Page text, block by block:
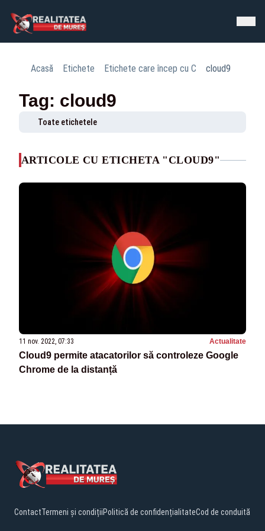
Acasă Etichete Etichete care încep cu C cloud9
Tag: cloud9
Toate etichetele
ARTICOLE CU ETICHETA "CLOUD9"
11 nov. 2022, 07:33 Actualitate
Cloud9 permite atacatorilor să controleze Google
Chrome de la distanță
ContactTermeni și condițiiPolitică de confidențialitateCod de conduită